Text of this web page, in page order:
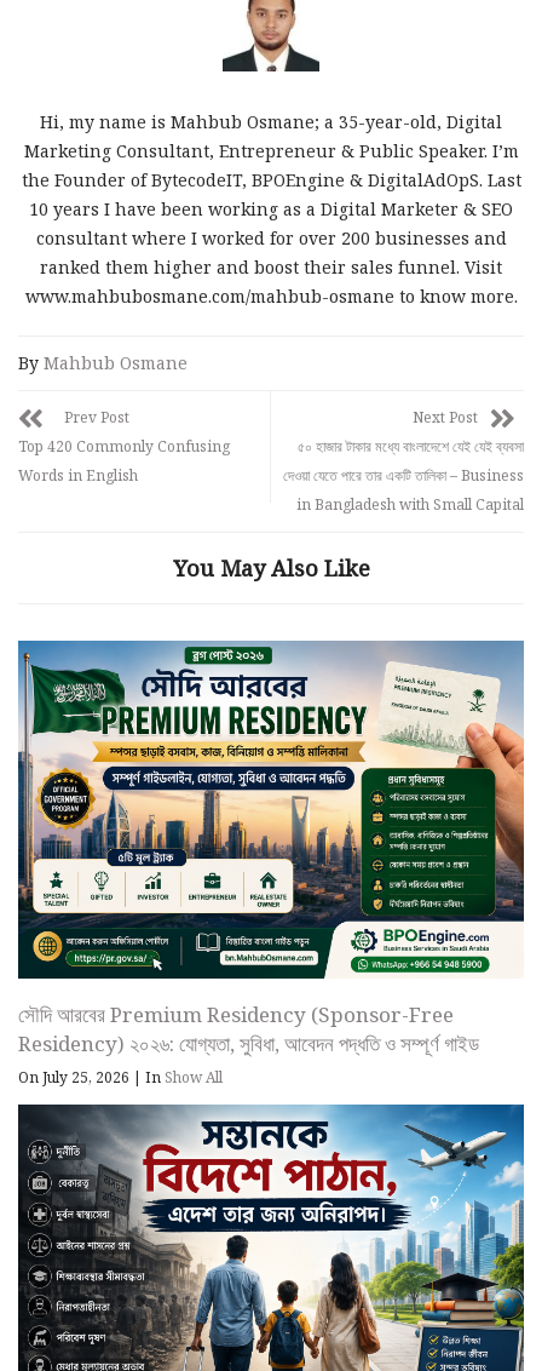
Hi, my name is Mahbub Osmane; a 35-year-old, Digital
Marketing Consultant, Entrepreneur & Public Speaker. I’m
the Founder of BytecodeIT, BPOEngine & DigitalAdOpS. Last
10 years I have been working as a Digital Marketer & SEO
consultant where I worked for over 200 businesses and
ranked them higher and boost their sales funnel. Visit
www.mahbubosmane.com/mahbub-osmane to know more.
By Mahbub Osmane
Prev Post
Top 420 Commonly Confusing
Words in English
Next Post
৫০ হাজার টাকার মধ্যে বাংলাদেশে যেই যেই ব্যবসা
দেওয়া যেতে পারে তার একটি তালিকা – Business
in Bangladesh with Small Capital
You May Also Like
সৌদি আরবের Premium Residency (Sponsor-Free
Residency) ২০২৬: যোগ্যতা, সুবিধা, আবেদন পদ্ধতি ও সম্পূর্ণ গাইড
On July 25, 2026 | InShow All